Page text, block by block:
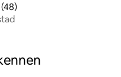
beoordeling van 5
(48)